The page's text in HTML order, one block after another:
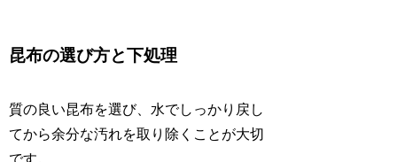
昆布の選び方と下処理
質の良い昆布を選び、水でしっかり戻し
てから余分な汚れを取り除くことが大切
です。